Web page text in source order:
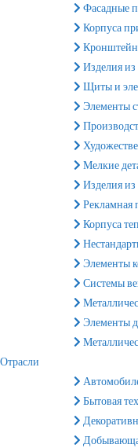
Фасадные
Корпуса
Изделия
Щиты и
Элементы
Мелкие
Изделия из
Рекламная
Корпуса
Элементы
Системы
Элементы
Отрасли
Бытовая